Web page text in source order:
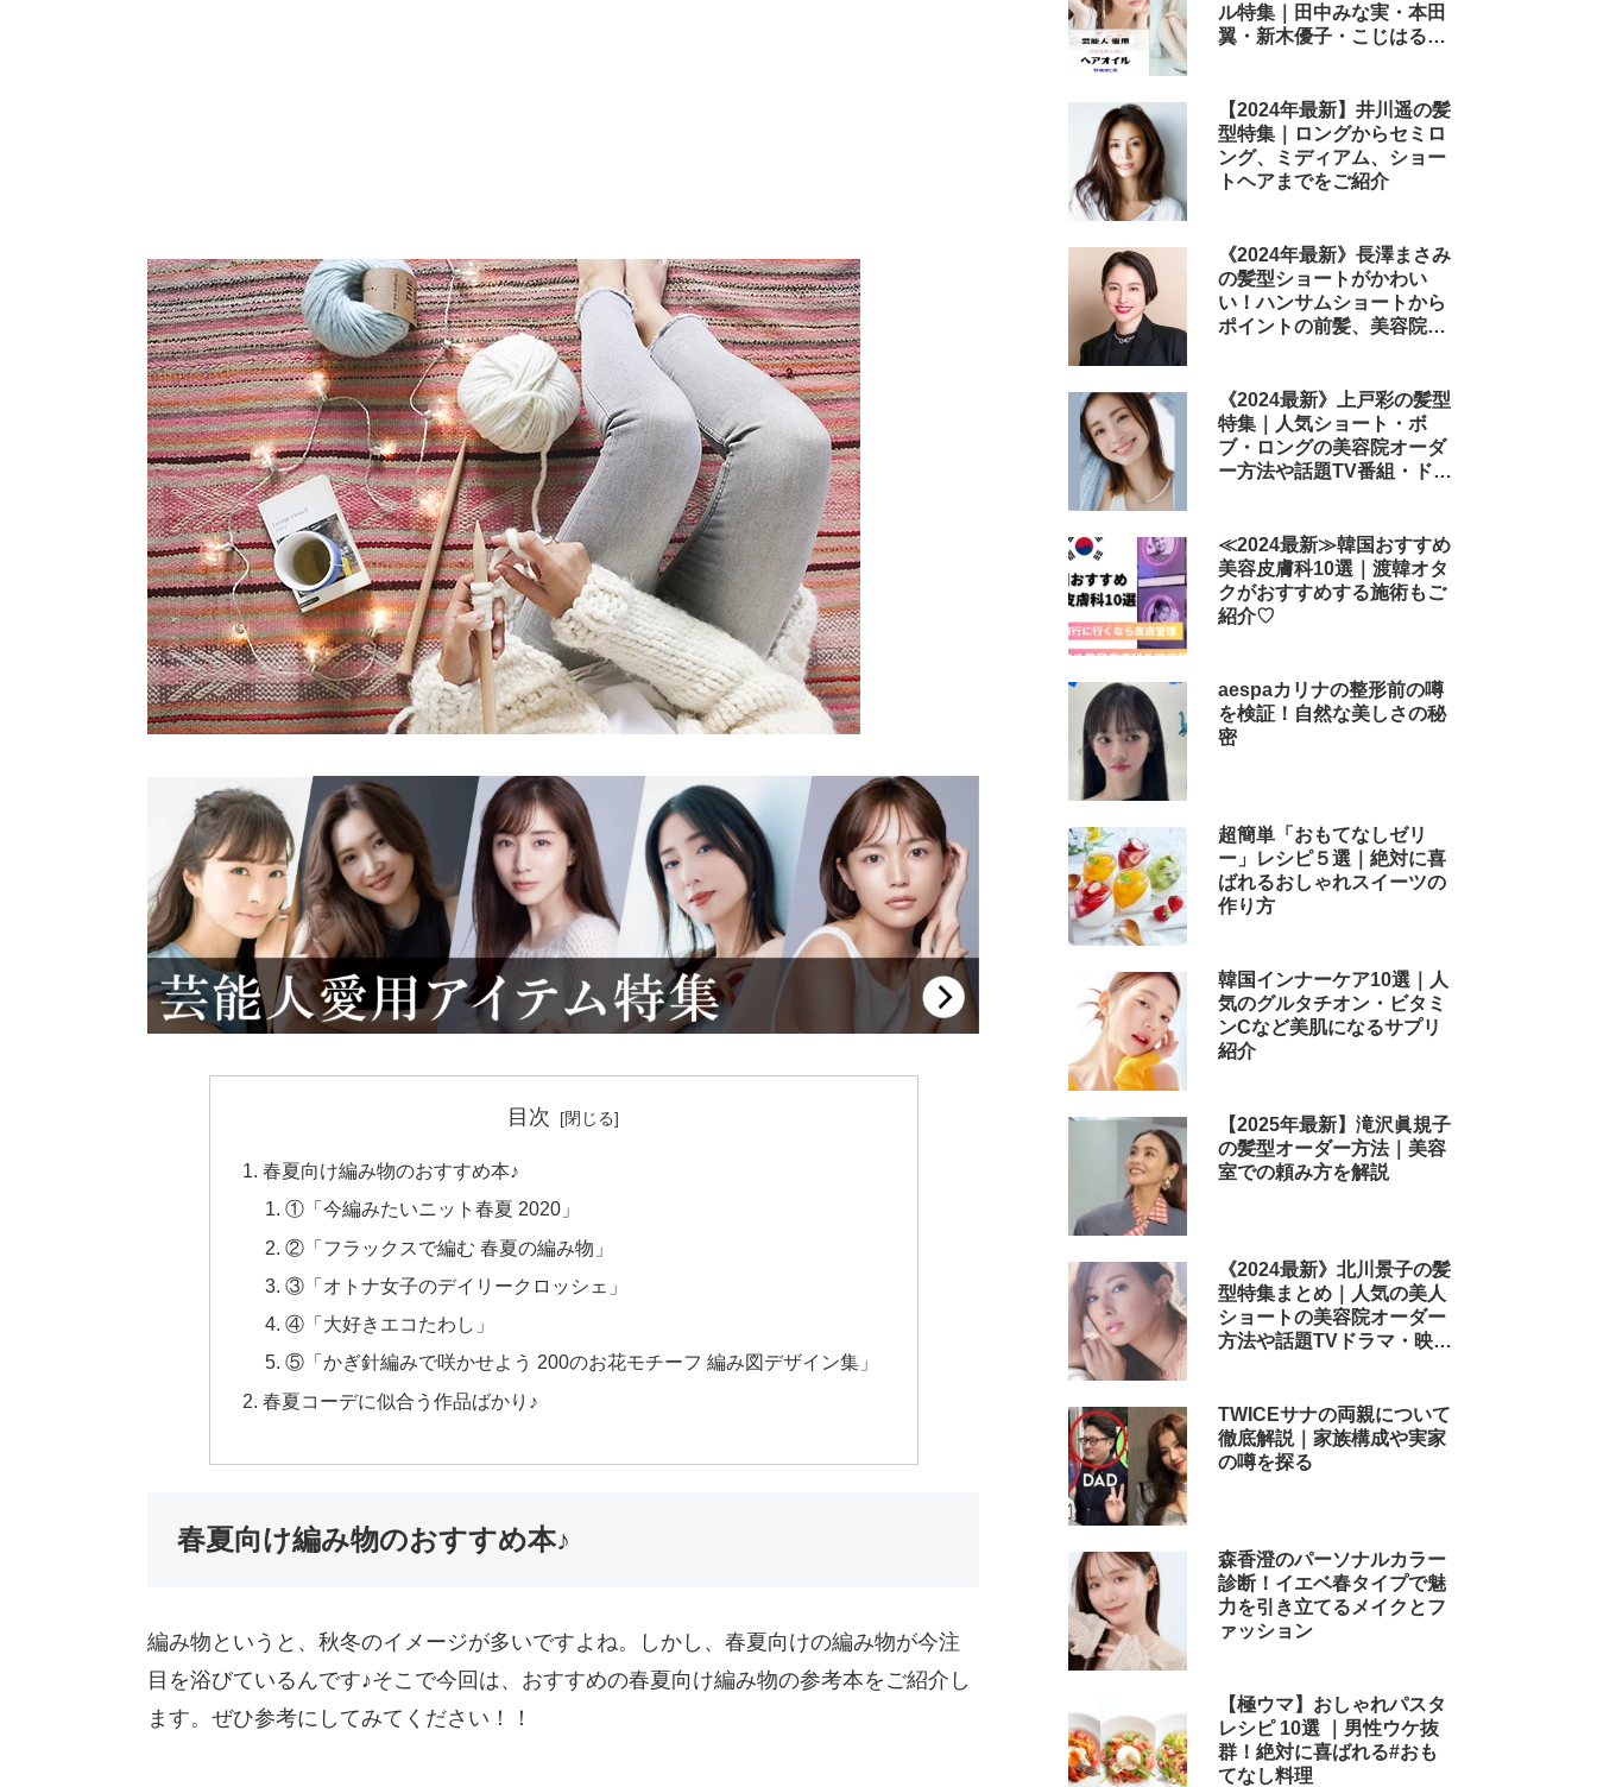
目次
春夏向け編み物のおすすめ本♪
①「今編みたいニット春夏 2020」
②「フラックスで編む 春夏の編み物」
③「オトナ女子のデイリークロッシェ」
④「大好きエコたわし」
⑤「かぎ針編みで咲かせよう 200のお花モチーフ 編み図デザイン集」
春夏コーデに似合う作品ばかり♪
春夏向け編み物のおすすめ本♪
編み物というと、秋冬のイメージが多いですよね。しかし、春夏向けの編み物が今注
目を浴びているんです♪そこで今回は、おすすめの春夏向け編み物の参考本をご紹介し
ます。ぜひ参考にしてみてください！！
ル特集｜田中みな実・本田
翼・新木優子・こじはる・
テムまとめ
【2024年最新】井川遥の髪
型特集｜ロングからセミロ
ング、ミディアム、ショー
トヘアまでをご紹介
《2024年最新》長澤まさみ
の髪型ショートがかわい
い！ハンサムショートから
ポイントの前髪、美容院で
《2024最新》上戸彩の髪型
特集｜人気ショート・ボ
ブ・ロングの美容院オーダ
ー方法や話題TV番組・ドラ
≪2024最新≫韓国おすすめ
美容皮膚科10選｜渡韓オタ
クがおすすめする施術もご
紹介♡
aespaカリナの整形前の噂
を検証！自然な美しさの秘
密
超簡単「おもてなしゼリ
ー」レシピ５選｜絶対に喜
ばれるおしゃれスイーツの
作り方
韓国インナーケア10選｜人
気のグルタチオン・ビタミ
ンCなど美肌になるサプリ
紹介
【2025年最新】滝沢眞規子
の髪型オーダー方法｜美容
室での頼み方を解説
《2024最新》北川景子の髪
型特集まとめ｜人気の美人
ショートの美容院オーダー
方法や話題TVドラマ・映画
TWICEサナの両親について
徹底解説｜家族構成や実家
の噂を探る
森香澄のパーソナルカラー
診断！イエベ春タイプで魅
力を引き立てるメイクとフ
ァッション
【極ウマ】おしゃれパスタ
レシピ 10選 ｜男性ウケ抜
群！絶対に喜ばれる#おも
てなし料理